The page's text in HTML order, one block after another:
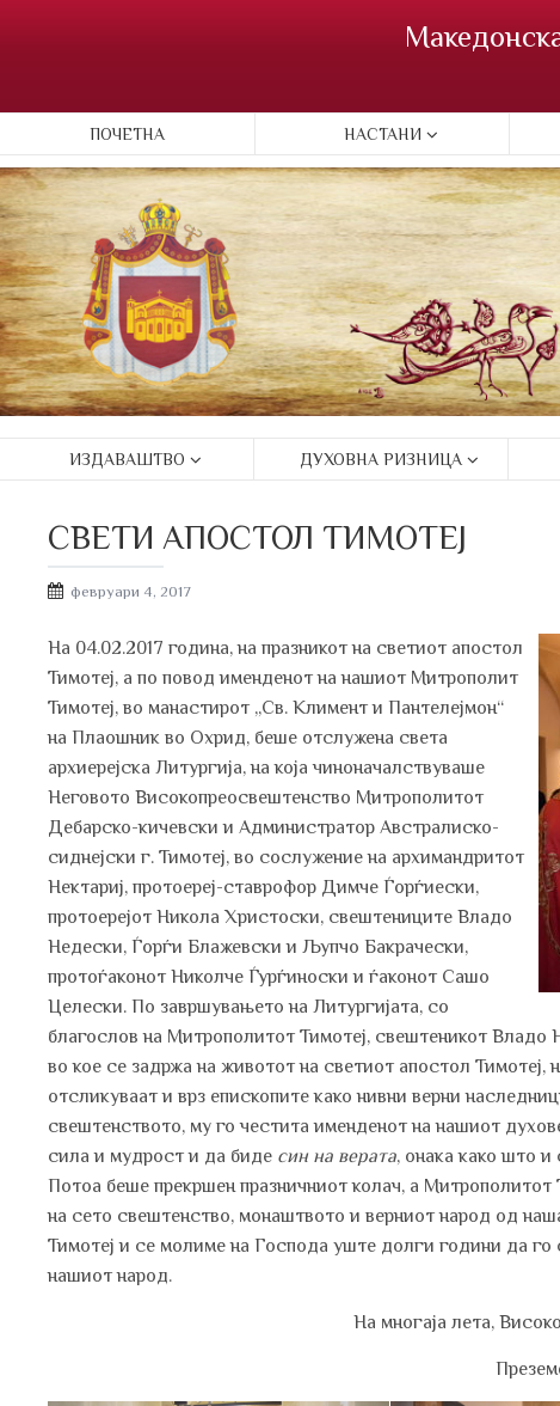
ПОЧЕТНА НАСТАНИ
ИЗДАВАШТВО ДУХОВНА РИЗНИЦА
СВЕТИ АПОСТОЛ ТИМОТЕЈ
Posted
февруари 4, 2017
На 04.02.2017 година, на празникот на светиот апостол
Тимотеј, а по повод именденот на нашиот Митрополит
Тимотеј, во манастирот „Св. Климент и Пантелејмон“
на Плаошник во Охрид, беше отслужена света
архиерејска Литургија, на која чиноначалствуваше
Неговото Високопреосвештенство Митрополитот
Дебарско-кичевски и Администратор Австралиско-
сиднејски г. Тимотеј, во сослужение на архимандритот
Нектариј, протоереј-ставрофор Димче Ѓорѓиески,
протоерејот Никола Христоски, свештениците Владо
Недески, Ѓорѓи Блажевски и Љупчо Бакрачески,
протоѓаконот Николче Ѓурѓиноски и ѓаконот Сашо
Целески. По завршувањето на Литургијата, со
благослов на Митрополитот Тимотеј, свештеникот
во кое се задржа на животот на светиот апостол
отсликуваат и врз епископите како нивни верни
свештенството, му го честита именденот на нашиот
сила и мудрост и да биде син на верата, онака како што и
Потоа беше прекршен празничниот колач, а
на сето свештенство, монаштвото и верниот народ од
Тимотеј и се молиме на Господа уште долги години да
нашиот народ.
На многаја лета,